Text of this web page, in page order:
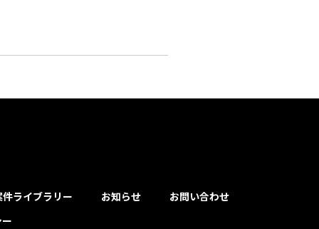
件ライブラリー お知らせ
お問い合わせ